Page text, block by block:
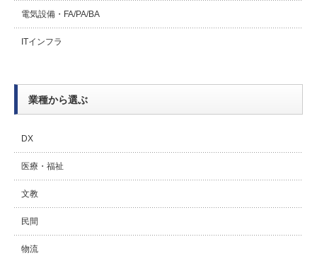
電気設備・FA/PA/BA
ITインフラ
業種から選ぶ
DX
医療・福祉
文教
民間
物流